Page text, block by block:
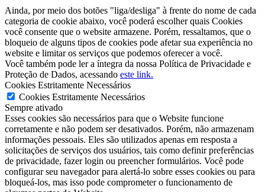
Ainda, por meio dos botões "liga/desliga" à frente do nome de cada
categoria de cookie abaixo, você poderá escolher quais Cookies
você consente que o website armazene. Porém, ressaltamos, que o
bloqueio de alguns tipos de cookies pode afetar sua experiência no
website e limitar os serviços que podemos oferecer a você.
Você também pode ler a íntegra da nossa Política de Privacidade e
Proteção de Dados, acessando este link.
Cookies Estritamente Necessários
Cookies Estritamente Necessários
Sempre ativado
Esses cookies são necessários para que o Website funcione
corretamente e não podem ser desativados. Porém, não armazenam
informações pessoais. Eles são utilizados apenas em resposta a
solicitações de serviços dos usuários, tais como definir preferências
de privacidade, fazer login ou preencher formulários. Você pode
configurar seu navegador para alertá-lo sobre esses cookies ou para
bloqueá-los, mas isso pode comprometer o funcionamento de